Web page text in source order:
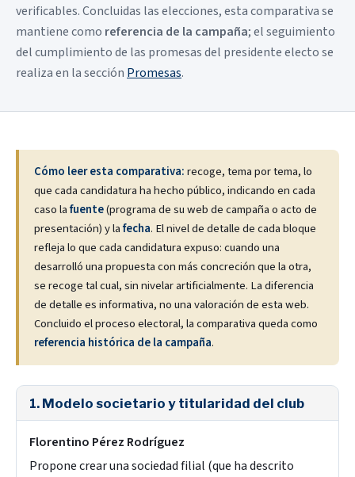
verificables. Concluidas las elecciones, esta comparativa se
mantiene como referencia de la campaña; el seguimiento
del cumplimiento de las promesas del presidente electo se
realiza en la sección Promesas.
Cómo leer esta comparativa:recoge, tema por tema, lo
que cada candidatura ha hecho público, indicando en cada
caso lafuente(programa de su web de campaña o acto de
presentación) y lafecha. El nivel de detalle de cada bloque
refleja lo que cada candidatura expuso: cuando una
desarrolló una propuesta con más concreción que la otra,
se recoge tal cual, sin nivelar artificialmente. La diferencia
de detalle es informativa, no una valoración de esta web.
Concluido el proceso electoral, la comparativa queda como
referencia histórica de la campaña.
1. Modelo societario y titularidad del club
Florentino Pérez Rodríguez
Propone crear una sociedad filial (que ha descrito